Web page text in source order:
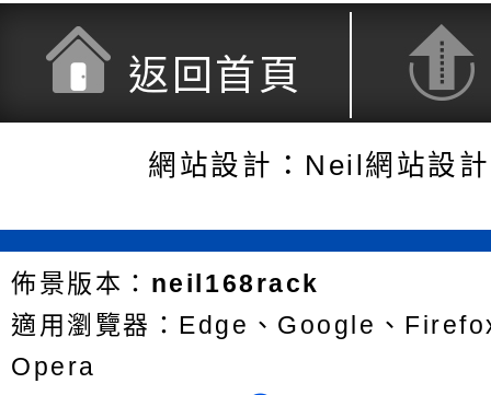
返回首頁
網站設計：Neil網站設
佈景版本： neil168rack
適用瀏覽器：Edge、Google、
Opera